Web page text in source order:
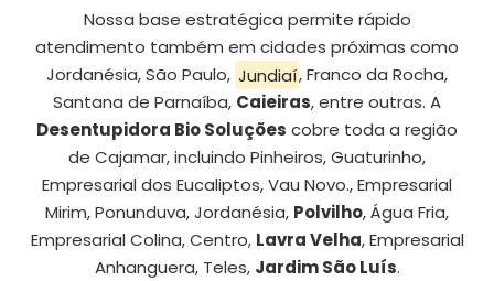
Nossa base estratégica permite rápido
atendimento também em cidades próximas como
Jordanésia, São Paulo, Jundiaí, Franco da Rocha,
Santana de Parnaíba, Caieiras, entre outras. A
Desentupidora Bio Soluções cobre toda a região
de Cajamar, incluindo Pinheiros, Guaturinho,
Empresarial dos Eucaliptos, Vau Novo., Empresarial
Mirim, Ponunduva, Jordanésia, Polvilho, Água Fria,
Empresarial Colina, Centro, Lavra Velha, Empresarial
Anhanguera, Teles, Jardim São Luís.